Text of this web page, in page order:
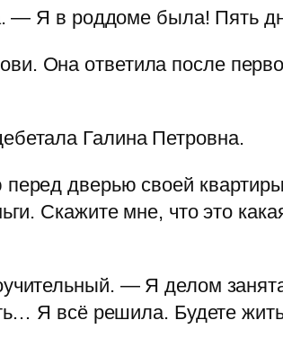
— Я в роддоме была! Пять
Она ответила после
Галина Петровна.
дверью своей
Скажите мне, что это
— Я делом
Я всё решила. Будете